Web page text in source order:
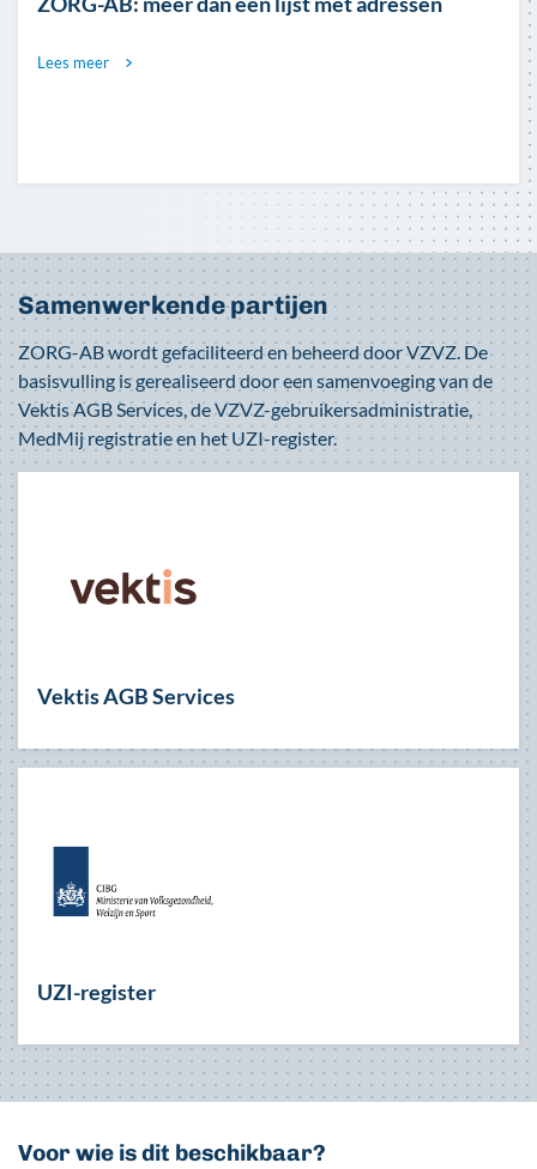
Lees meer
Samenwerkende partijen
ZORG-AB wordt gefaciliteerd en beheerd door VZVZ. De
basisvulling is gerealiseerd door een samenvoeging van de
Vektis AGB Services, de VZVZ-gebruikersadministratie,
MedMij registratie en het UZI-register.
Vektis AGB Services
UZI-register
Voor wie is dit beschikbaar?